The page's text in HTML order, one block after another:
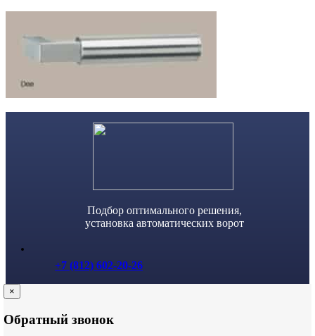
content
Подбор оптимального решения,
установка автоматических ворот
+7 (812) 602-20-26
×
Обратный звонок